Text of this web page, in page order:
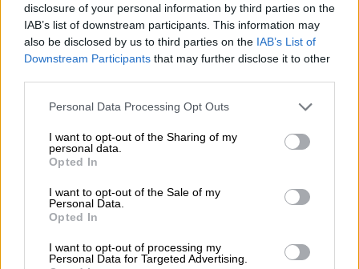
disclosure of your personal information by third parties on the
IAB’s list of downstream participants. This information may
also be disclosed by us to third parties on the IAB’s List of
Downstream Participants that may further disclose it to other
Personal Data Processing Opt Outs
I want to opt-out of the Sharing of my
personal data.
Opted In
I want to opt-out of the Sale of my
Personal Data.
Opted In
I want to opt-out of processing my
Personal Data for Targeted Advertising.
Podmiot
odpowiedzialny
ul. Gottlieba Daimlera 1
02-460 Warszawa
info_pl@lenovo.com
Pomoc
https://support.lenovo.com/pl/pl/